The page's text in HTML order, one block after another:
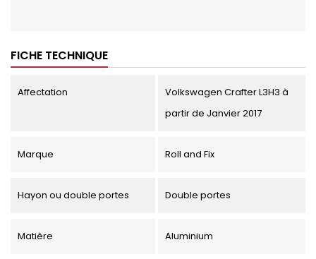
FICHE TECHNIQUE
Affectation
Volkswagen Crafter L3H3 à
partir de Janvier 2017
Marque Roll and Fix
Hayon ou double portes Double portes
Matière Aluminium